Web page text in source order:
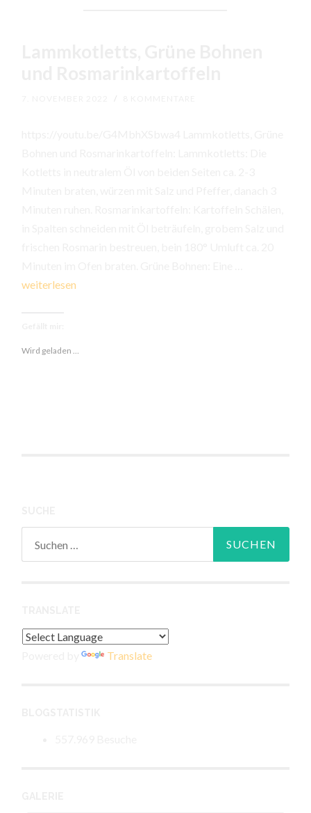
/
weiterlesen
Wird geladen …
Powered by Translate